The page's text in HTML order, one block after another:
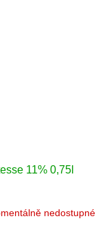
11% 0,75l
nedostupné